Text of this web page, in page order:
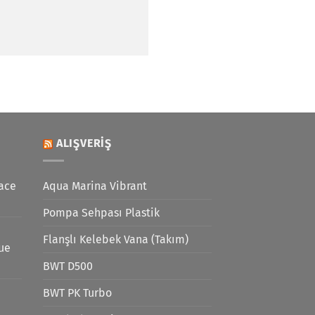
ALIŞVERIŞ
Aqua Marina Vibrant
Pompa Sehpası Plastik
Flanşlı Kelebek Vana (Takım)
BWT D500
BWT PK Turbo